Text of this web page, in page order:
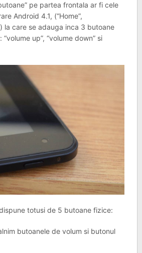
pe partea frontala ar fi cele
Android 4.1, (“Home”,
la care se adauga inca 3 butoane
up”, “volume down” si
totusi de 5 butoane fizice:
butoanele de volum si butonul